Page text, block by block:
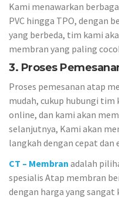
Kami menawarkan
PVC hingga TPO, dengan
yang berbeda, tim kami
membran yang paling
3. Proses
Proses pemesanan atap
mudah, cukup hubungi
online, dan kami akan
selanjutnya, Kami akan
langkah dengan cepat dan
CT – Membran adalah
spesialis Atap membran
dengan harga yang